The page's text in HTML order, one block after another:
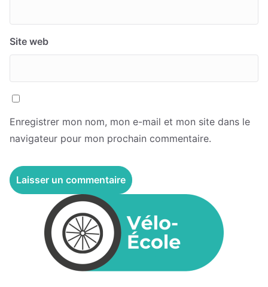
Site web
Enregistrer mon nom, mon e-mail et mon site dans le
navigateur pour mon prochain commentaire.